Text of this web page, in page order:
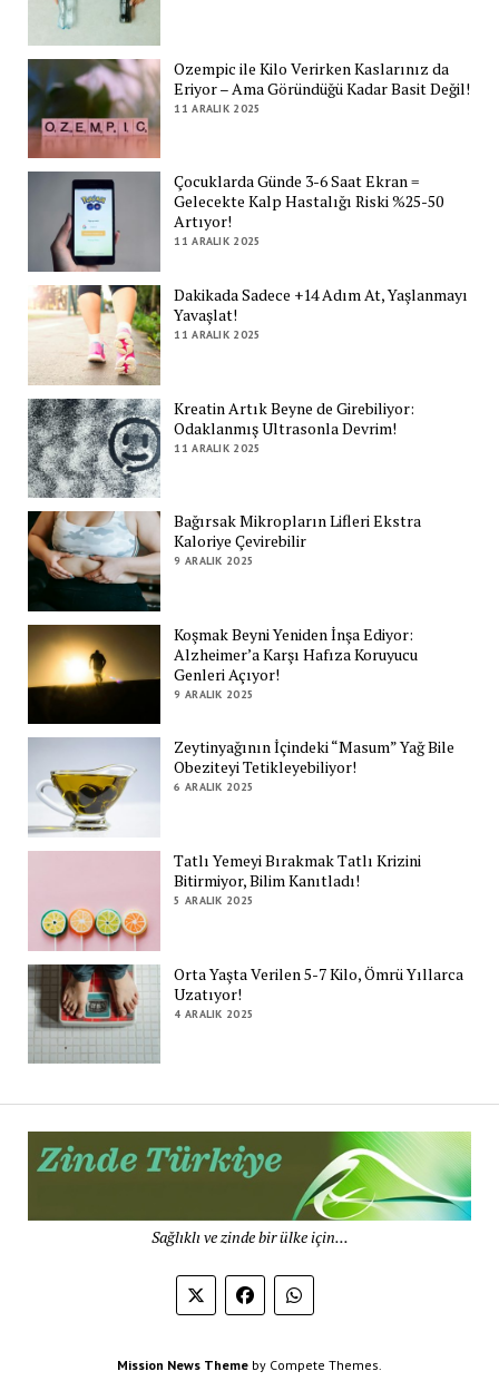
Ozempic ile Kilo Verirken Kaslarınız da
Eriyor – Ama Göründüğü Kadar Basit Değil!
11 ARALIK 2025
Çocuklarda Günde 3-6 Saat Ekran =
Gelecekte Kalp Hastalığı Riski %25-50
Artıyor!
11 ARALIK 2025
Dakikada Sadece +14 Adım At, Yaşlanmayı
Yavaşlat!
11 ARALIK 2025
Kreatin Artık Beyne de Girebiliyor:
Odaklanmış Ultrasonla Devrim!
11 ARALIK 2025
Bağırsak Mikropların Lifleri Ekstra
Kaloriye Çevirebilir
9 ARALIK 2025
Koşmak Beyni Yeniden İnşa Ediyor:
Alzheimer’a Karşı Hafıza Koruyucu
Genleri Açıyor!
9 ARALIK 2025
Zeytinyağının İçindeki “Masum” Yağ Bile
Obeziteyi Tetikleyebiliyor!
6 ARALIK 2025
Tatlı Yemeyi Bırakmak Tatlı Krizini
Bitirmiyor, Bilim Kanıtladı!
5 ARALIK 2025
Orta Yaşta Verilen 5-7 Kilo, Ömrü Yıllarca
Uzatıyor!
4 ARALIK 2025
Sağlıklı ve zinde bir ülke için...
Mission News Theme by Compete Themes.